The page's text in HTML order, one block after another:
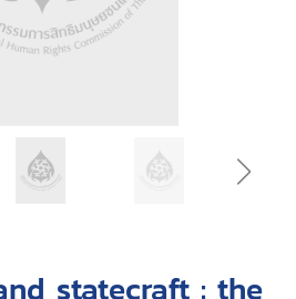
statecraft : the